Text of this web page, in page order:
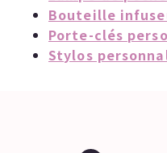
Bouteille
Porte-clés
Stylos